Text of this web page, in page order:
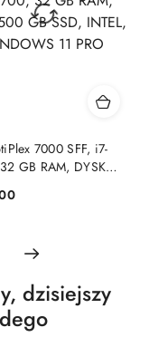
7000 SFF, i7-
GB RAM, DYSK
11 PRO
dzisiejszy